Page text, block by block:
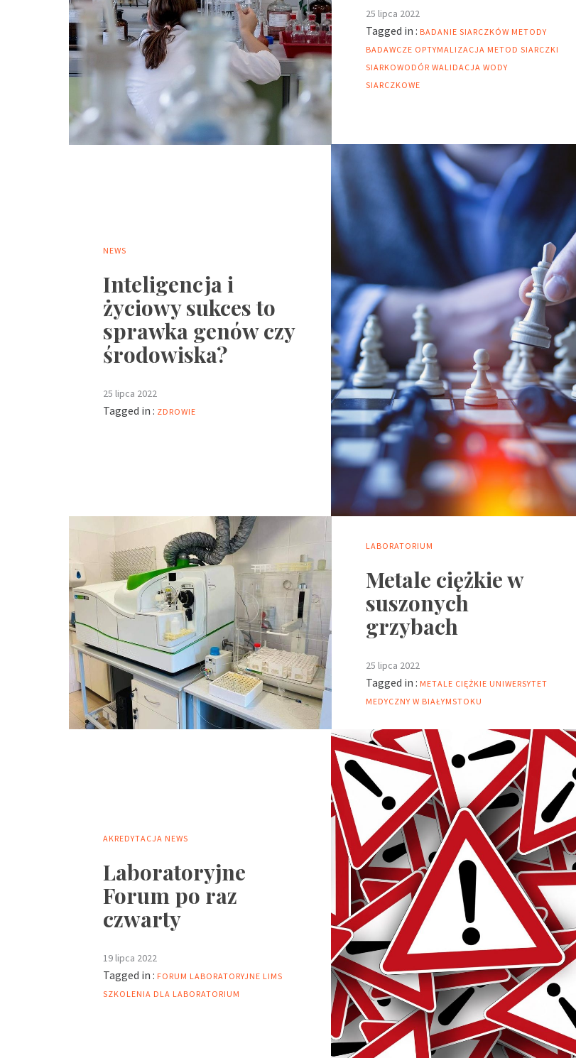
25 lipca 2022
Tagged in : BADANIE SIARCZKÓW METODY
BADAWCZE OPTYMALIZACJA METOD SIARCZKI
SIARKOWODÓR WALIDACJA WODY
SIARCZKOWE
NEWS
Inteligencja i
życiowy sukces to
sprawka genów czy
środowiska?
25 lipca 2022
Tagged in : ZDROWIE
LABORATORIUM
Metale ciężkie w
suszonych
grzybach
25 lipca 2022
Tagged in : METALE CIĘŻKIE UNIWERSYTET
MEDYCZNY W BIAŁYMSTOKU
AKREDYTACJA NEWS
Laboratoryjne
Forum po raz
czwarty
19 lipca 2022
Tagged in : FORUM LABORATORYJNE LIMS
SZKOLENIA DLA LABORATORIUM